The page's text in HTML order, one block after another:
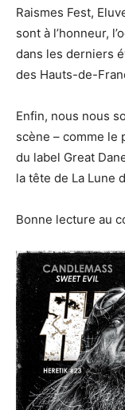
Raismes Fest,
sont à l’honneur,
dans les derniers
des Hauts-de-
Enfin, nous nous
scène – comme le
du label Great
la tête de La Lune
Bonne lecture au